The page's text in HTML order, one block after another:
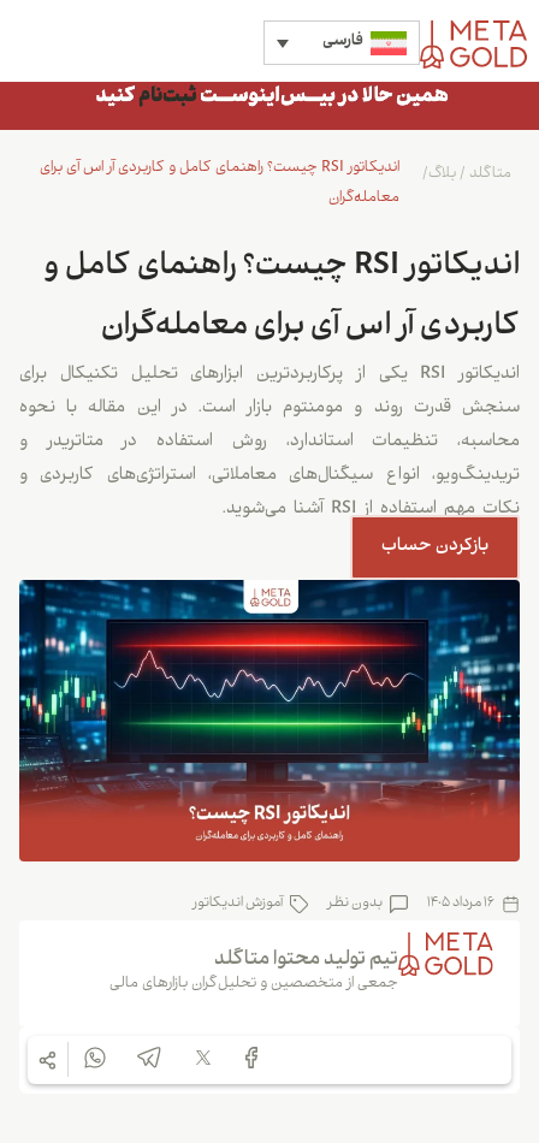
فارسی
اندیکاتور RSI چیست؟ راهنمای کامل و کاربردی آر اس آی برای
معامله‌گران
متاگلد /بلاگ/
اندیکاتور RSI چیست؟ راهنمای کامل و
کاربردی آر اس آی برای معامله‌گران
اندیکاتور RSI یکی از پرکاربردترین ابزارهای تحلیل تکنیکال برای
سنجش قدرت روند و مومنتوم بازار است. در این مقاله با نحوه
محاسبه، تنظیمات استاندارد، روش استفاده در متاتریدر و
تریدینگ‌ویو، انواع سیگنال‌های معاملاتی، استراتژی‌های کاربردی و
نکات مهم استفاده از RSI آشنا می‌شوید.
بازکردن حساب
16 مرداد 1405 بدون نظر آموزش اندیکاتور
تیم تولید محتوا متاگلد
جمعی از متخصصین و تحلیل‌گران بازارهای مالی